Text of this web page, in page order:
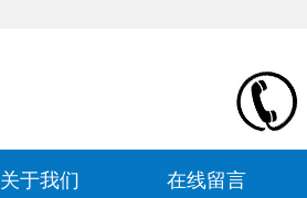
关于我们 在线留言